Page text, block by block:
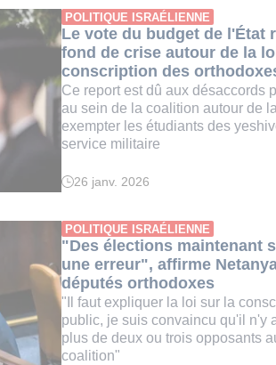
:
3
min.
POLITIQUE ISRAÉLIENNE
Le vote du budget de l'État
fond de crise autour de la
conscription des
Ce report est dû aux désaccords
au sein de la coalition autour de
exempter les étudiants des
service militaire
Temps
:
3
min.
26 janv. 2026
POLITIQUE ISRAÉLIENNE
"Des élections maintenant
une erreur", affirme
députés orthodoxes
"Il faut expliquer la loi sur la
public, je suis convaincu qu'il n'y
plus de deux ou trois opposants
coalition"